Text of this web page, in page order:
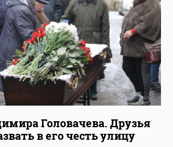
Головачева. Друзья
в его честь улицу